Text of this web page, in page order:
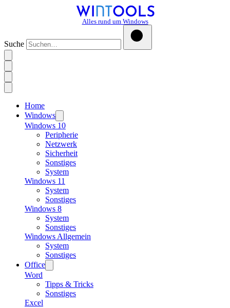
Alles rund um Windows
Suche
Home
Windows
Windows 10
Peripherie
Netzwerk
Sicherheit
Sonstiges
System
Windows 11
System
Sonstiges
Windows 8
System
Sonstiges
Windows Allgemein
System
Sonstiges
Office
Word
Tipps & Tricks
Sonstiges
Excel